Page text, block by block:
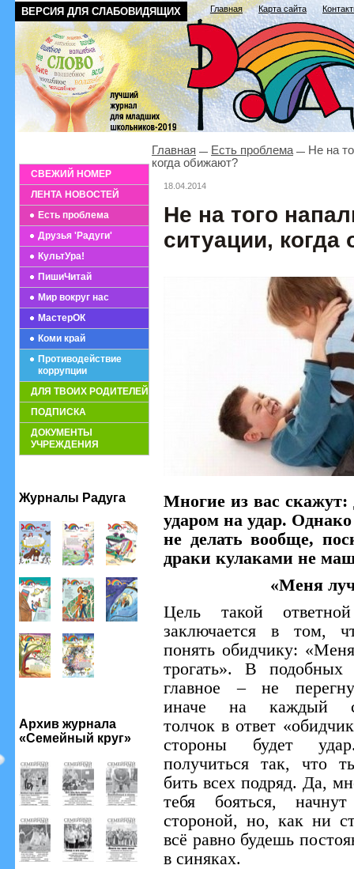
ВЕРСИЯ ДЛЯ СЛАБОВИДЯЩИХ Главная Карта сайта
СВЕЖИЙ НОМЕР
ЛЕНТА НОВОСТЕЙ
Есть проблема
Друзья 'Радуги'
КультУра!
ПишиЧитай
Мир вокруг нас
МастерОК
Коми край
Противодействие
коррупции
ДЛЯ ТВОИХ РОДИТЕЛЕЙ
ПОДПИСКА
ДОКУМЕНТЫ
УЧРЕЖДЕНИЯ
Журналы Радуга
Архив журнала
«Семейный круг»
Главная Есть проблема
Не на
когда обижают?
18.04.2014
Не на того
ситуации, когда
Многие из вас скажут:
ударом на удар.
не делать вообще,
драки кулаками не
«Меня
Цель такой
заключается в том,
понять обидчику:
трогать». В подобных
главное – не
иначе на каждый
толчок в ответ
стороны будет
получиться так, что
бить всех подряд. Да,
тебя бояться, начнут
стороной, но, как ни
всё равно будешь
в синяках.